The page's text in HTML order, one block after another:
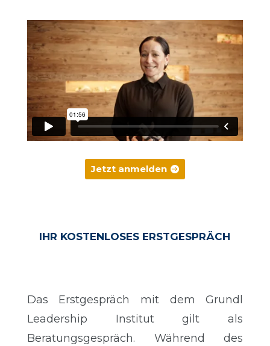
Jetzt anmelden
IHR KOSTENLOSES ERSTGESPRÄCH
Das Erstgespräch mit dem Grundl
Leadership Institut gilt als
Beratungsgespräch. Während des